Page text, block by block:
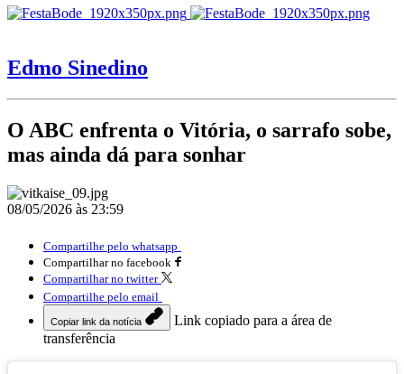
Edmo Sinedino
O ABC enfrenta o Vitória, o sarrafo sobe,
mas ainda dá para sonhar
08/05/2026 às 23:59
Compartilhe pelo whatsapp
Compartilhar no facebook
Compartilhar no twitter
Compartilhe pelo email
Copiar link da notícia
Link copiado para a área de
transferência